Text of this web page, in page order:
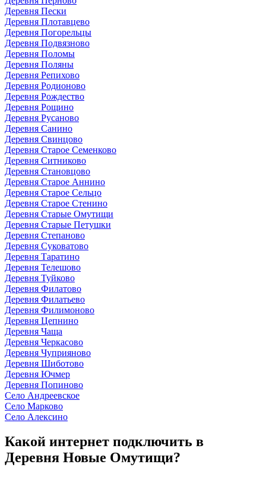
Деревня Пески
Деревня Плотавцево
Деревня Погорельцы
Деревня Подвязново
Деревня Поломы
Деревня Поляны
Деревня Репихово
Деревня Родионово
Деревня Рождество
Деревня Рощино
Деревня Русаново
Деревня Санино
Деревня Свинцово
Деревня Старое Семенково
Деревня Ситниково
Деревня Становцово
Деревня Старое Аннино
Деревня Старое Сельцо
Деревня Старое Стенино
Деревня Старые Омутищи
Деревня Старые Петушки
Деревня Степаново
Деревня Суковатово
Деревня Таратино
Деревня Телешово
Деревня Туйково
Деревня Филатово
Деревня Филатьево
Деревня Филимоново
Деревня Цепнино
Деревня Чаща
Деревня Черкасово
Деревня Чуприяново
Деревня Шиботово
Деревня Ючмер
Деревня Попиново
Село Андреевское
Село Марково
Село Алексино
Какой интернет подключить в
Деревня Новые Омутищи?